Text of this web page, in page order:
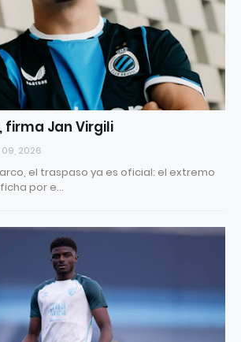
firma Jan Virgili
2026
el traspaso ya es oficial: el extremo
por e…